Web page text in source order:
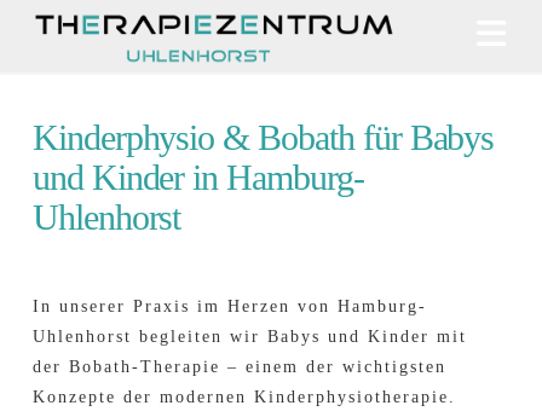
Kinderphysio & Bobath für Babys
und Kinder in Hamburg-
Uhlenhorst
In unserer Praxis im Herzen von Hamburg-
Uhlenhorst begleiten wir Babys und Kinder mit
der Bobath-Therapie – einem der wichtigsten
Konzepte der modernen Kinderphysiotherapie.